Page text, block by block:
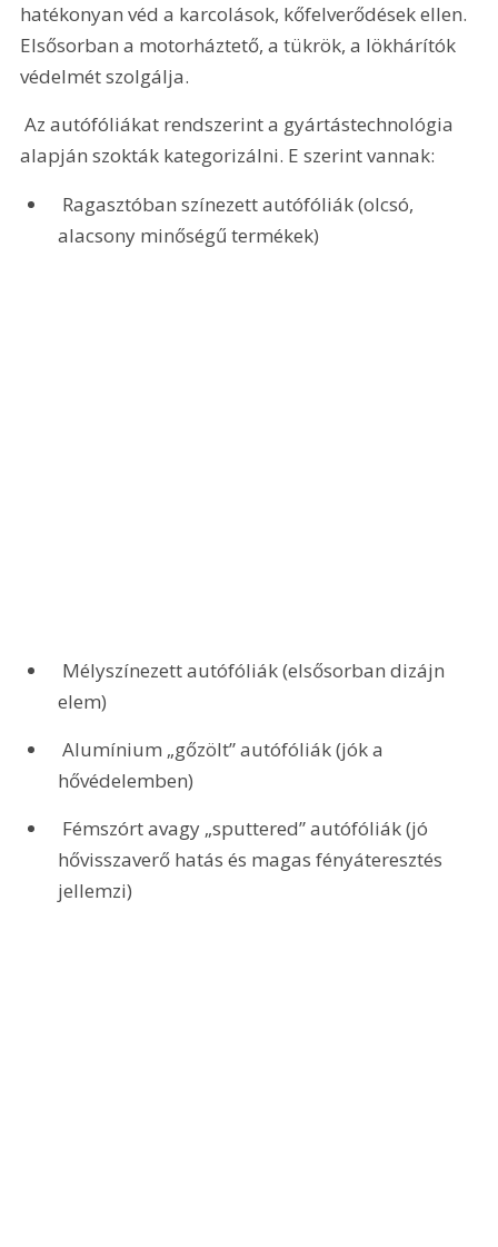
hatékonyan véd a karcolások, kőfelverődések ellen.
Elsősorban a motorháztető, a tükrök, a lökhárítók
védelmét szolgálja.
Az autófóliákat rendszerint a gyártástechnológia
alapján szokták kategorizálni. E szerint vannak:
alacsony minőségű termékek)
elem)
Alumínium „gőzölt” autófóliák (jók a
hővédelemben)
hővisszaverő hatás és magas fényáteresztés
jellemzi)